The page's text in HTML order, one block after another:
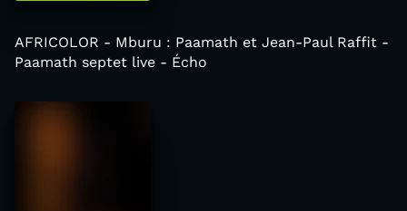
AFRICOLOR - Mburu : Paamath et Jean-Paul Raffit -
Paamath septet live - Écho